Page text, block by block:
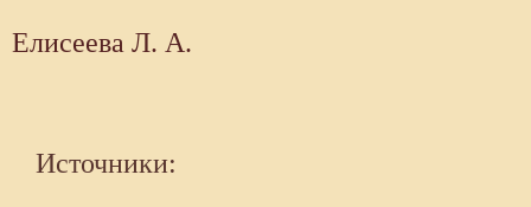
Елисеева Л. А.
Источники: